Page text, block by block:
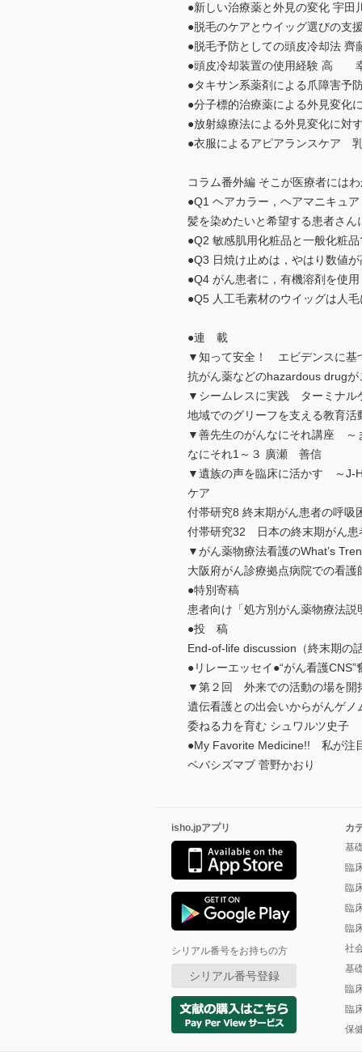
●新しい治療薬と外見の変化 宇
●脱毛のケアとウイッグ選びの支
●脱毛予防としての頭皮冷却法
●頭皮冷却装置の使用経験
●タキサン系薬剤による爪障害予
●分子標的治療薬による外見変
●放射線療法による外見変化に
●衣服によるアピアランスケア
コラム番外編 そこが医療者には
●Q1 ヘアカラー，ヘアマニキュ
髪を染めたいと希望する患者さ
●Q2 敏感肌用化粧品と一般化粧
●Q3 日焼け止めは，やはり数
●Q4 がん患者に，有機溶剤を使
●Q5 人工毛素材のウイッグは人
●連 載
▼知って安全！ エビデンスに基
抗がん薬などのhazardous
▼シームレスに実践 ターミナル
地域でのグリーフを支える教育
▼善先生のがんなにそれ講座 ～
なにそれ1～３ 廣瀬 善信
▼遺族の声を臨床に活かす ～J-
ケア
付帯研究8 終末期がん患者の呼
付帯研究32 日本の終末期がん
▼がん薬物療法看護のWhat’s
大阪府がん診療拠点病院での看
●特別寄稿
患者向け「処方別がん薬物療法
●投 稿
End-of-life discussion（終末期
●リレーエッセイ●“がん看護
▼第２回 外来での活動の場を開
遺伝看護との出会いからがんゲ
委ねる力を育む シュワルツ史子
●My Favorite Medicine!! 私が注
ベバシズマブ 菅野かおり
isho.jpアプリ
シリアル番号をお持ちの方
シリアル番号登録
カ
基
臨
臨
臨
臨
社
基
臨
臨
保